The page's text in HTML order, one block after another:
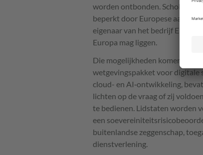
worden ontbonden. Scholtes
beperkt door Europese
eigenaar van het bedrijf
Europa mag liggen.
Die mogelijkheden komen er
wetgevingspakket voor digitale
cloud- en AI‑ontwikkeling,
lichten op de vraag of zij
te bedienen. Lidstaten worden
een
buitenlandse zeggenschap,
dienstverlening.